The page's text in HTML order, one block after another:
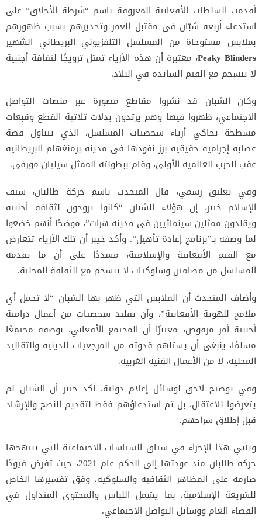
أقدمت السلطات الأفغانية المعروفة باسم “شرطة الأخلاق” على
استدعاء أربعة شبّان في مقتبل العمر وتحذيرهم بسبب ظهورهم
بملابس مستوحاة من المسلسل التلفزيوني البريطاني الشهير
Peaky Blinders، معتبرة أن هذه الأزياء تمثل ترويجًا لثقافة أجنبية
لا تنسجم مع القيم السائدة في البلاد.
وكان الشبان قد نشروا مقاطع مصورة عبر منصات التواصل
الاجتماعي، ظهروا فيها وهم يرتدون بدلات ثلاثية القطع وقبعات
مسطحة تحاكي أزياء شخصيات المسلسل، الذي يتناول قصة
عصابة إجرامية حقيقية برز نفوذها في مدينة برمنغهام البريطانية
عقب الحرب العالمية الأولى، وقام ببطولته الممثل سيليان مورفي.
وفي تعليق رسمي، قال المتحدث باسم حركة طالبان، سيف
الإسلام خيبر، إن هؤلاء الشبان “كانوا يروجون لثقافة أجنبية
ويقلدون ممثلين سينمائيين في مدينة هرات”، موضحًا أنهم خضعوا
لما وصفه بـ”برنامج إعادة تأهيل”. وأكد خيبر أن تلك الأزياء تتعارض
مع القيم الأفغانية والإسلامية، مشددًا على أن ما يقدمه
المسلسل من مضامين وسلوكيات لا ينسجم مع الثقافة المحلية.
وأضاف المتحدث أن الملابس التي ظهر بها الشبان “لا تحمل أي
ملامح للهوية الأفغانية”، وأن تقليد شخصيات من أعمال درامية
أجنبية أمر مرفوض، معتبرًا أن المجتمع الأفغاني، بوصفه مجتمعًا
مسلمًا، ينبغي أن يستلهم قدوته من المرجعيات الدينية والتقاليد
المحلية، لا من الأعمال الفنية الغربية.
وفي توضيح لاحق لوسائل إعلام دولية، أكد خيبر أن الشبان لم
يتعرضوا للاعتقال، بل تم استدعاؤهم فقط لتقديم النصح والإرشاد
قبل إطلاق سراحهم.
ويأتي هذا الإجراء في سياق السياسات الاجتماعية التي تنتهجها
حركة طالبان منذ عودتها إلى الحكم عام 2021، حيث تفرض قيودًا
صارمة على المظاهر الثقافية والسلوكية، وفق تفسيرها الخاص
للشريعة الإسلامية، بما يشمل اللباس والمحتوى المتداول في
الفضاء العام ووسائل التواصل الاجتماعي.